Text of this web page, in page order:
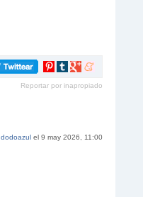
Compartir
Pinterest
Compartir
tumblr
Compartir
Google+
Compartir
meneame
Reportar por inapropiado
dodoazul el 9 may 2026, 11:00